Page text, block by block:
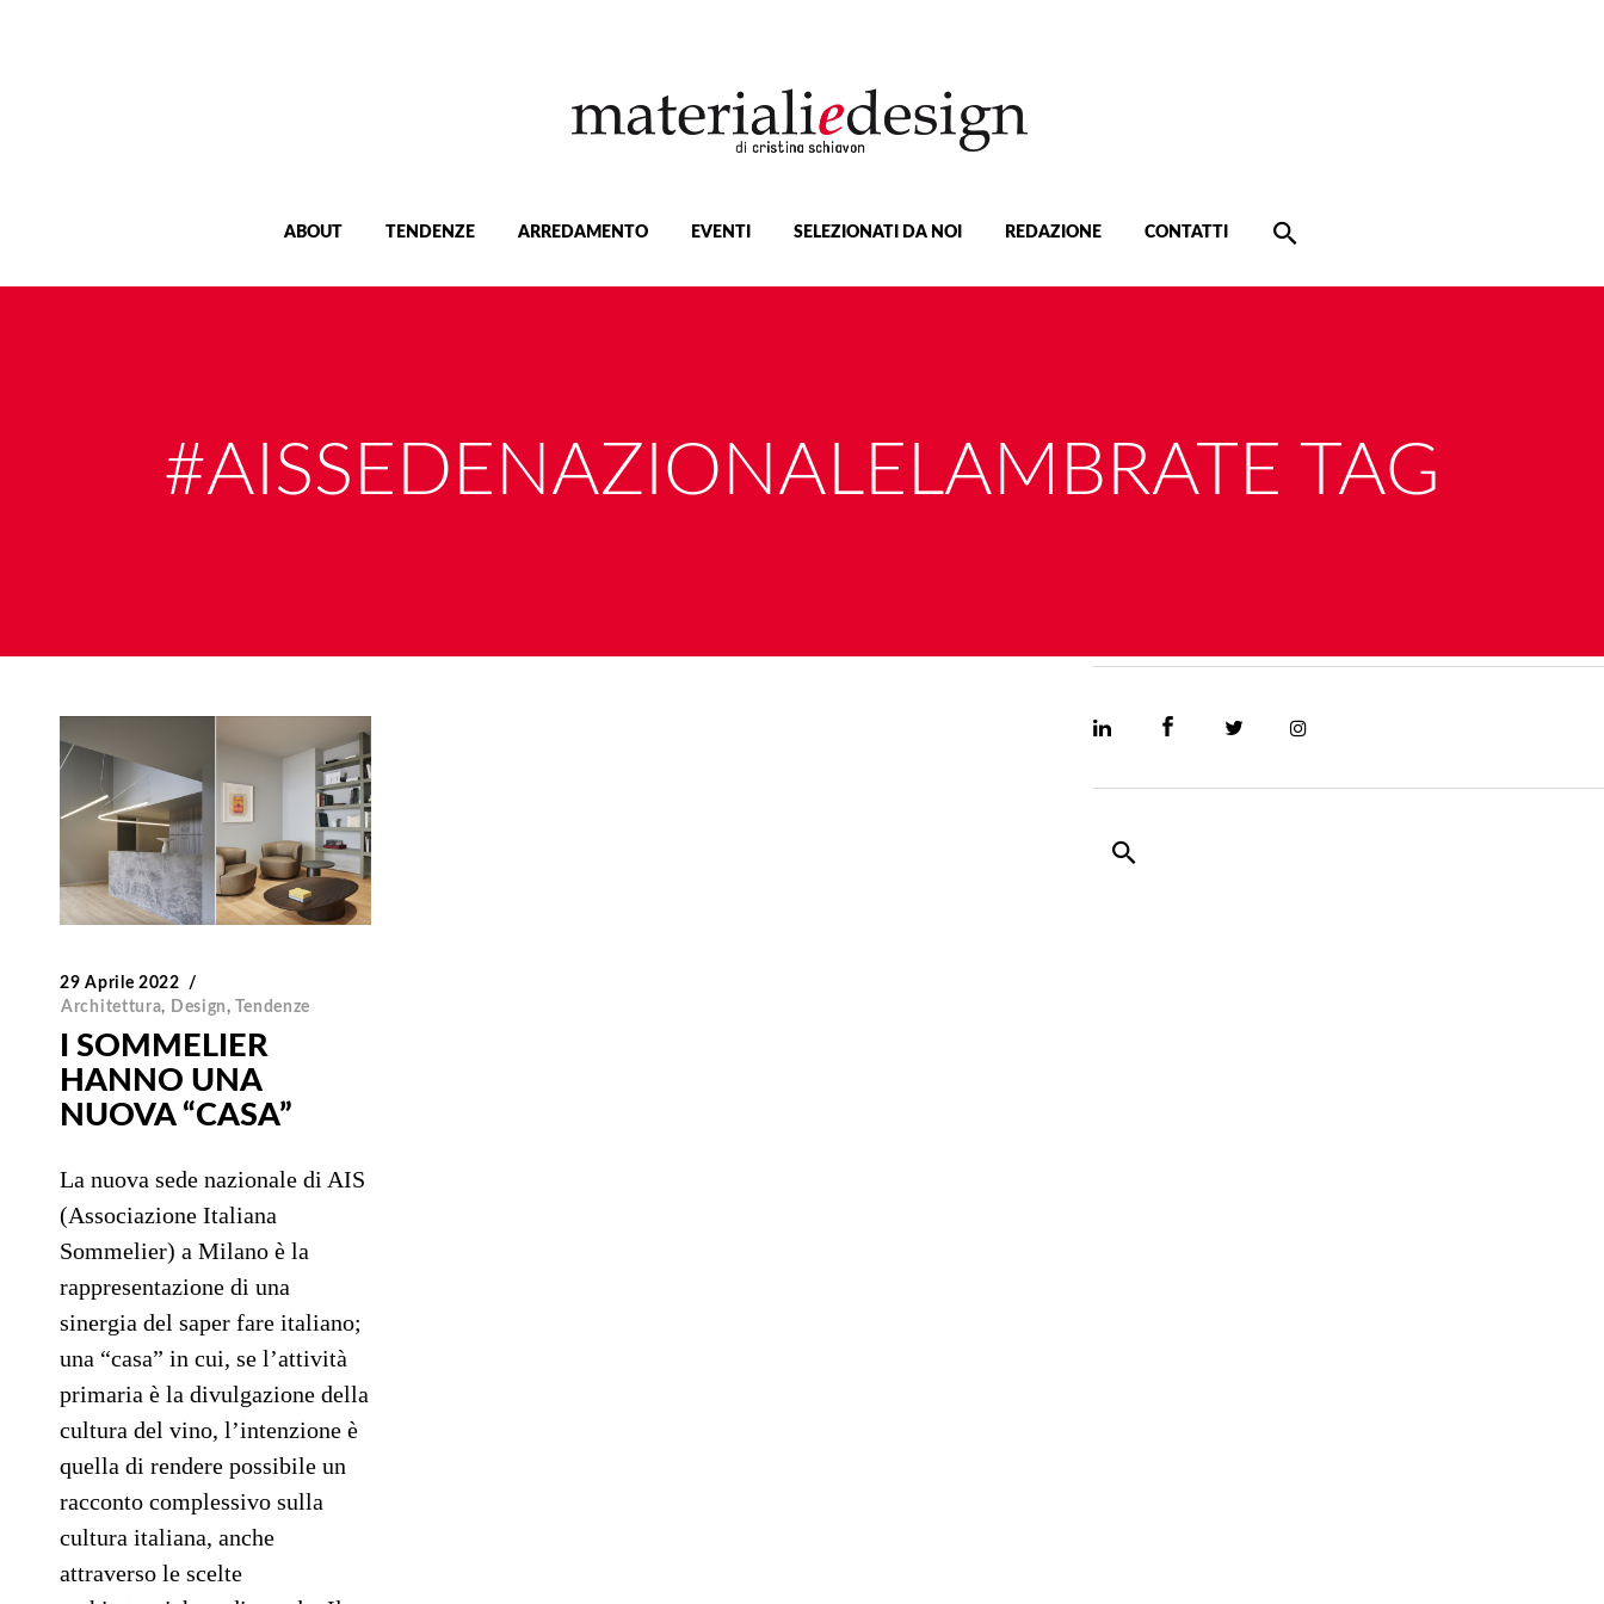
ABOUT TENDENZE ARREDAMENTO EVENTI SELEZIONATI DA NOI REDAZIONE CONTATTI
#AISSEDENAZIONALELAMBRATE TAG
29 Aprile 2022
Architettura, Design, Tendenze
I SOMMELIER
HANNO UNA
NUOVA “CASA”
La nuova sede nazionale di AIS
(Associazione Italiana
Sommelier) a Milano è la
rappresentazione di una
sinergia del saper fare italiano;
una “casa” in cui, se l’attività
primaria è la divulgazione della
cultura del vino, l’intenzione è
quella di rendere possibile un
racconto complessivo sulla
cultura italiana, anche
attraverso le scelte